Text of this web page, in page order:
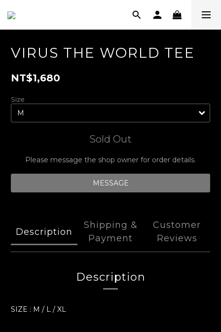
VIRUS THE WORLD TEE
NT$1,680
Size
Sold Out
Please message the shop owner for order details.
MESSAGE
Description
Shipping &
Payment
Customer
Reviews
Description
SIZE : M / L / XL